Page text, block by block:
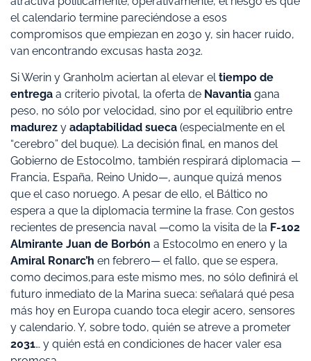
el calendario termine pareciéndose a esos
compromisos que empiezan en 2030 y, sin hacer ruido,
van encontrando excusas hasta 2032.
Si Werin y Granholm aciertan al elevar eltiempo de
entrega a criterio pivotal, la oferta de Navantia gana
peso, no sólo por velocidad, sino por el equilibrio entre
madurez y adaptabilidad sueca (especialmente en el
“cerebro” del buque). La decisión final, en manos del
Gobierno de Estocolmo, también respirará diplomacia —
Francia, España, Reino Unido—, aunque quizá menos
que el caso noruego. A pesar de ello, el Báltico no
espera a que la diplomacia termine la frase. Con gestos
recientes de presencia naval —como la visita de la F-102
Almirante Juan de Borbón a Estocolmo en enero y la
Amiral Ronarc’h en febrero— el fallo, que se espera,
como decimos,para este mismo mes, no sólo definirá el
futuro inmediato de la Marina sueca: señalará qué pesa
más hoy en Europa cuando toca elegir acero, sensores
y calendario. Y, sobre todo, quién se atreve a prometer
2031… y quién está en condiciones de hacer valer esa